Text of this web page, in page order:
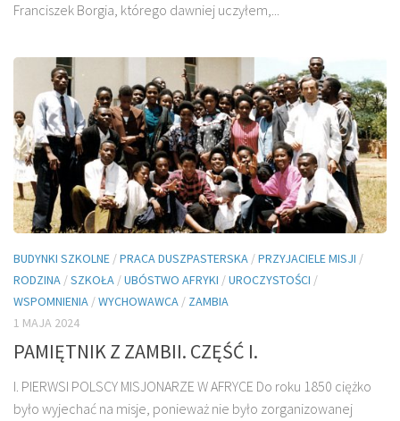
Franciszek Borgia, którego dawniej uczyłem,...
BUDYNKI SZKOLNE /PRACA DUSZPASTERSKA /PRZYJACIELE MISJI /
RODZINA /SZKOŁA /UBÓSTWO AFRYKI /UROCZYSTOŚCI /
WSPOMNIENIA /WYCHOWAWCA / ZAMBIA
1 MAJA 2024
PAMIĘTNIK Z ZAMBII. CZĘŚĆ I.
I. PIERWSI POLSCY MISJONARZE W AFRYCE Do roku 1850 ciężko
było wyjechać na misje, ponieważ nie było zorganizowanej